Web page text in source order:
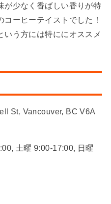
が少なく香ばしい香りが特
ーヒーテイストでした！
いう方には特ににオススメ
St, Vancouver, BC V6A
土曜 9:00-17:00, 日曜